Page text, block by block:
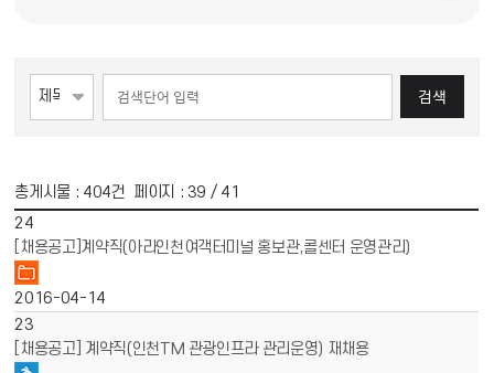
검색
총게시물 : 404건 페이지 : 39 / 41
24
[채용공고]계약직(아라인천여객터미널 홍보관,콜센터 운영관리)
2016-04-14
23
[채용공고] 계약직(인천TM 관광인프라 관리운영) 재채용